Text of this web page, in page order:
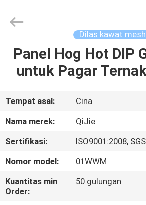
RUMAH
TENTANG
KAMI
TUR
PABRIK
MFG
Rights
Reserved.
Dilas kawat mesh
Panel Hog Hot DIP
untuk Pagar
Tempat asal:
Cina
Nama merek:
QiJie
Sertifikasi:
ISO9001:2008,
Nomor model:
01WWM
Kuantitas min
Order:
50 gulungan